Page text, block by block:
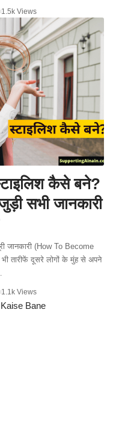
1.5k Views
कैसे बने?
सभी जानकारी
जानकारी (How To Become
तारीफें दूसरे लोगों के मुंह से अपने
1.1k Views